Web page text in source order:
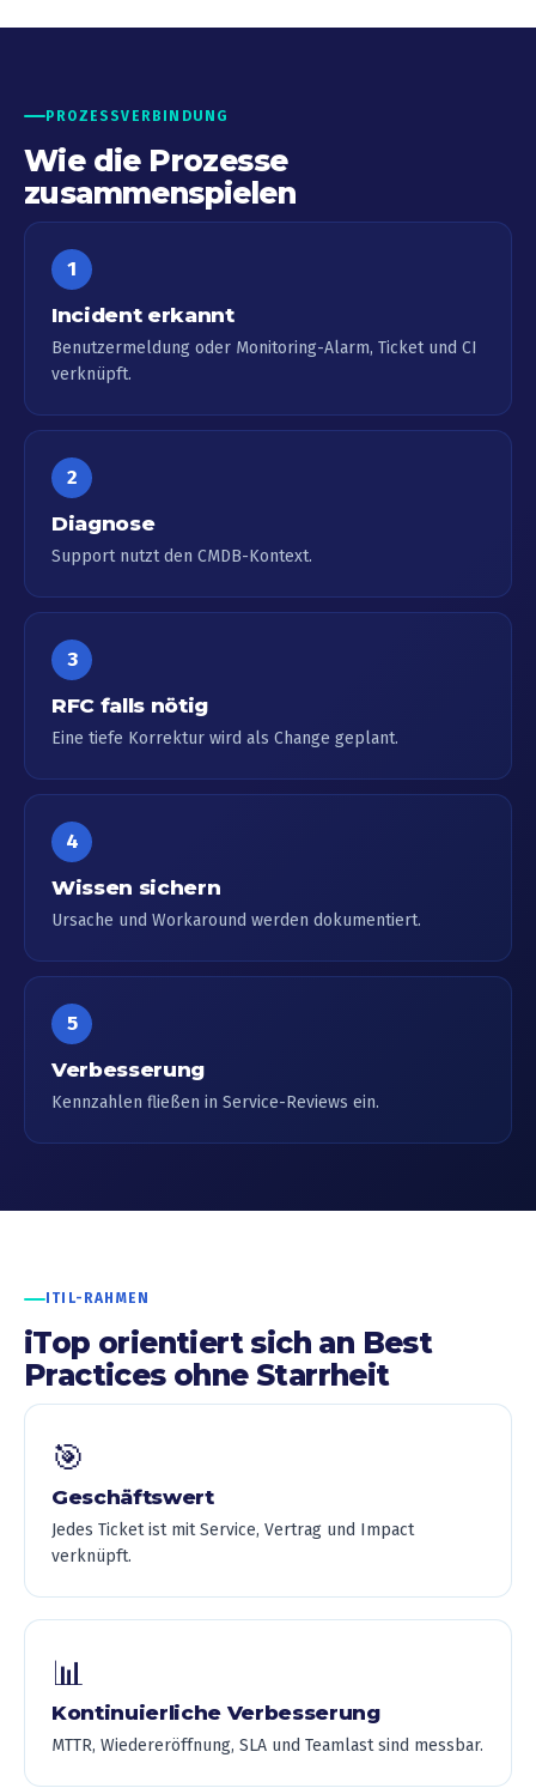
PROZESSVERBINDUNG
Wie die Prozesse
zusammenspielen
1
Incident erkannt
Benutzermeldung oder Monitoring-Alarm, Ticket und CI
verknüpft.
2
Diagnose
Support nutzt den CMDB-Kontext.
3
RFC falls nötig
Eine tiefe Korrektur wird als Change geplant.
4
Wissen sichern
Ursache und Workaround werden dokumentiert.
5
Verbesserung
Kennzahlen fließen in Service-Reviews ein.
ITIL-RAHMEN
iTop orientiert sich an Best
Practices ohne Starrheit
🎯
Geschäftswert
Jedes Ticket ist mit Service, Vertrag und Impact
verknüpft.
📊
Kontinuierliche Verbesserung
MTTR, Wiedereröffnung, SLA und Teamlast sind messbar.